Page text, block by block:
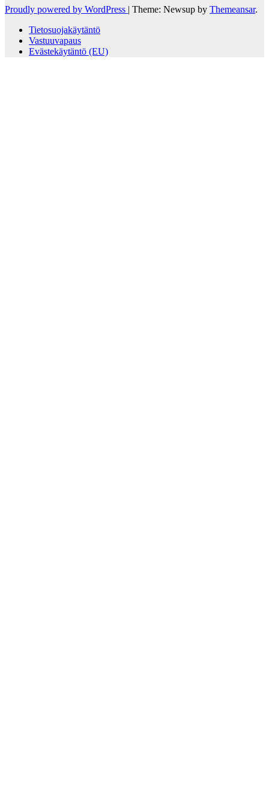
Proudly powered by WordPress | Theme: Newsup by Themeansar.
Tietosuojakäytäntö
Vastuuvapaus
Evästekäytäntö (EU)